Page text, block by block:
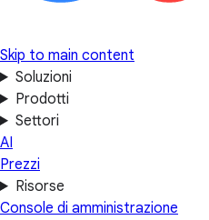
Skip to main content
Soluzioni
Prodotti
Settori
AI
Prezzi
Risorse
Console di amministrazione